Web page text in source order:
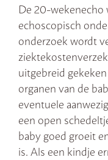
De 20-
echoscopisch
onderzoek wordt
uitgebreid
organen van de
eventuele
een open
baby goed groeit
is. Als een kindje